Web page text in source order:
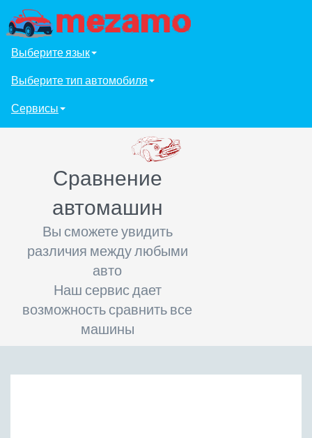
Выберите язык
Выберите тип автомобиля
Сервисы
Сравнение
автомашин
Вы сможете увидить
различия между любыми
авто
Наш сервис дает
возможность сравнить все
машины